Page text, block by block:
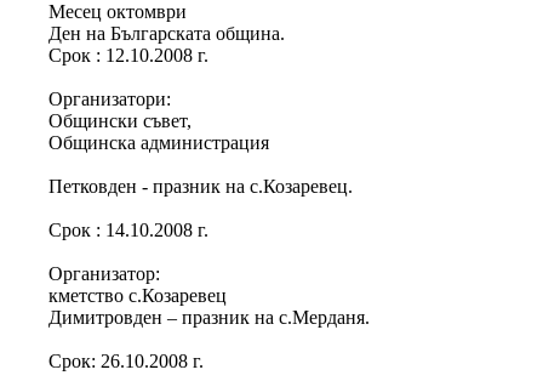
Месец октомври
Ден на Българската община.
Срок : 12.10.2008 г.
Организатори:
Общински съвет,
Общинска администрация
Петковден - празник на с.Козаревец.
Срок : 14.10.2008 г.
Организатор:
кметство с.Козаревец
Димитровден – празник на с.Мерданя.
Срок: 26.10.2008 г.